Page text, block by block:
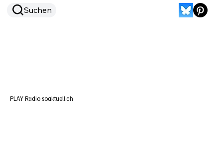
Suchen
PLAY Radio soaktuell.ch